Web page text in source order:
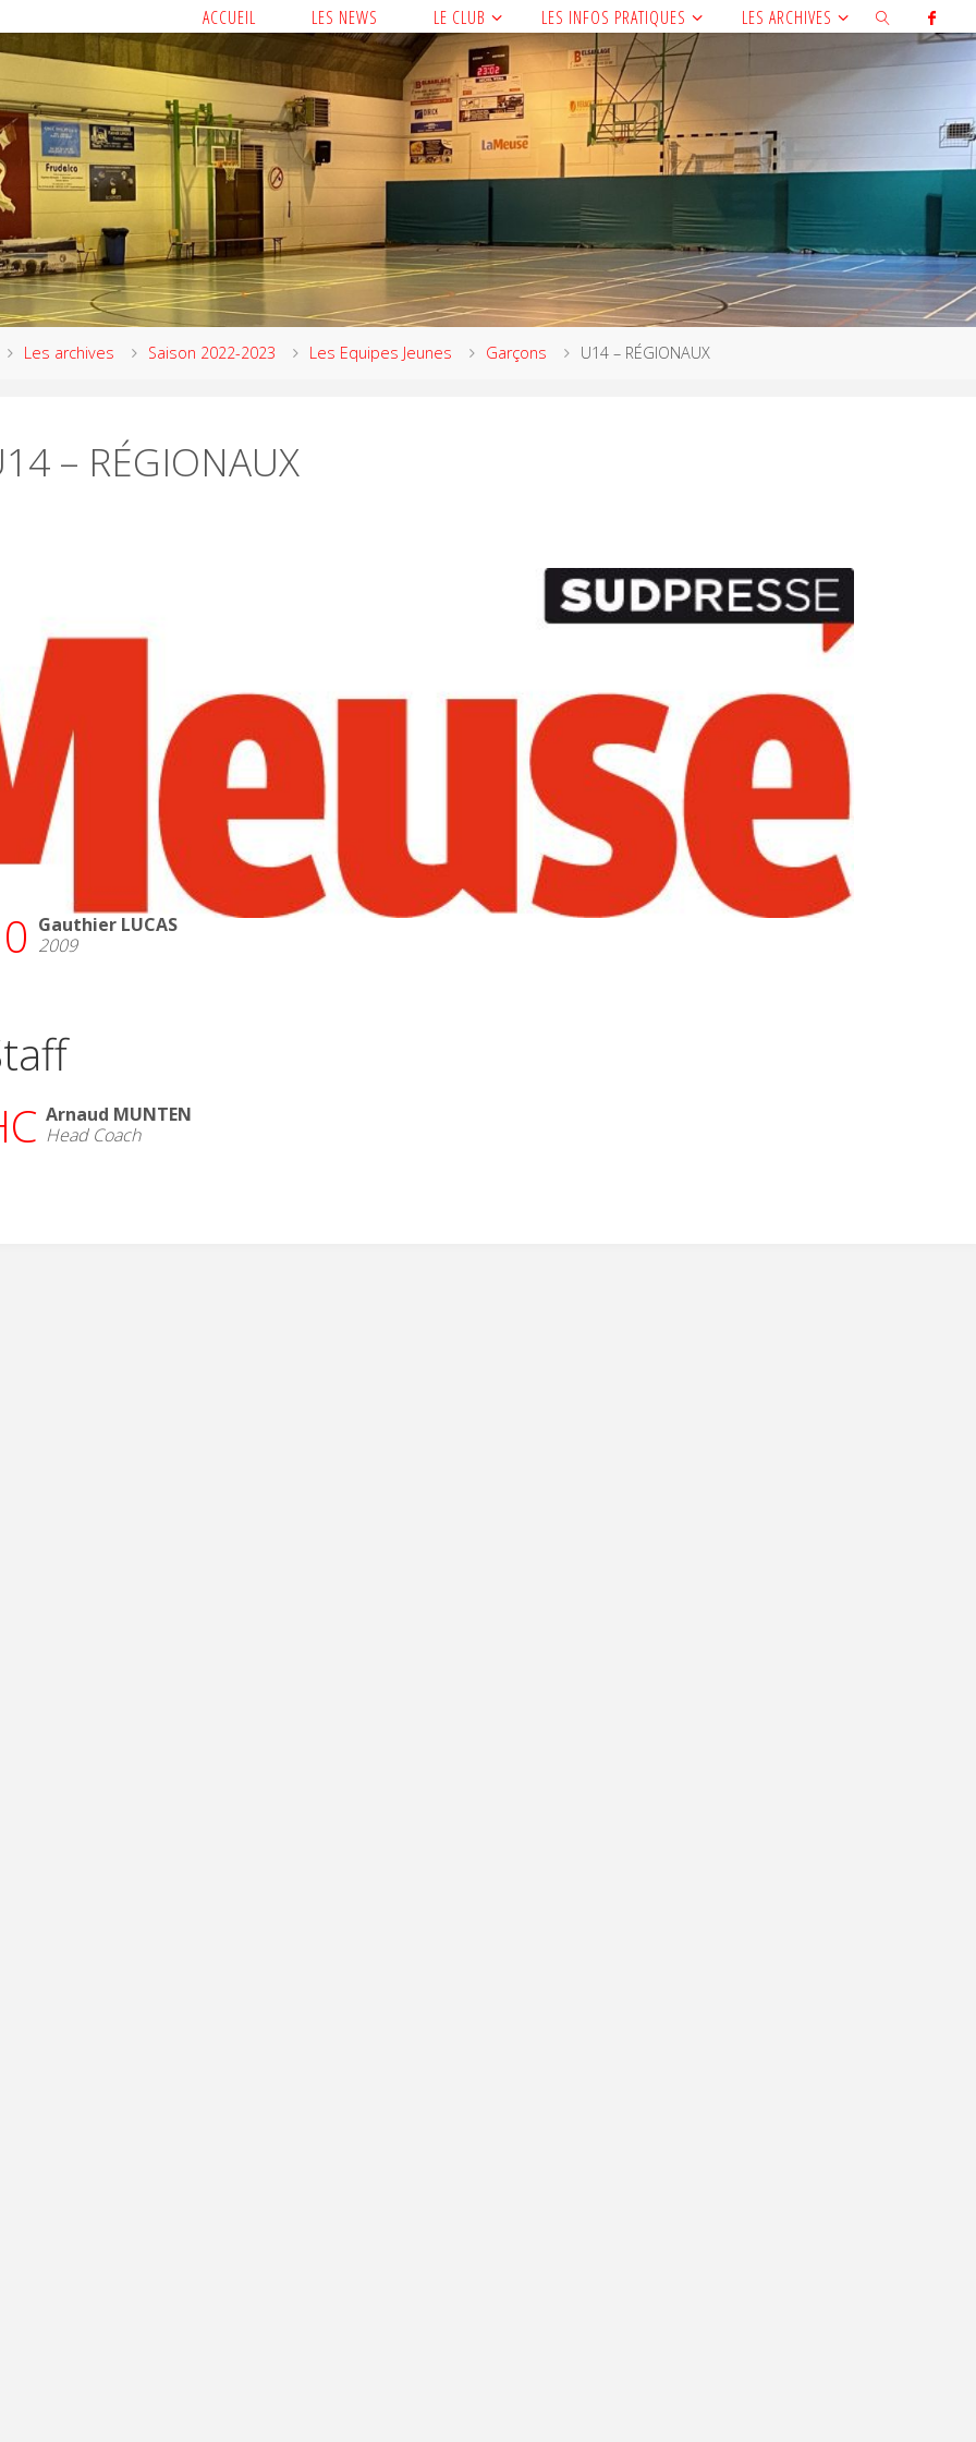
ACCUEIL LES NEWS LE CLUB LES INFOS PRATIQUES LES ARCHIVES
Les archives Saison 2022-2023 Les Equipes Jeunes Garçons U14 – RÉGIONAUX
– RÉGIONAUX
Drystan BOLOGNE
2009
Cyril TAMINIAUX
2009
Thomas FOURNY
2009
Tibaut LEKEU
Gauthier LUCAS
2009
Téo KERKHOFS
Noa DELCOMINETTE
13
Liam PETTERLE
Arnaud MUNTEN
Head Coach